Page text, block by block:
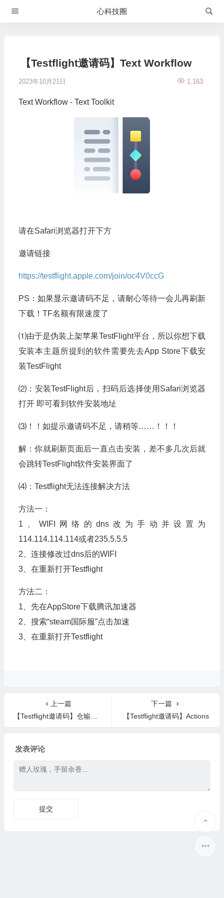
心科技圈
【Testflight邀请码】Text Workflow
2023年10月21日 1,163
Text Workflow - Text Toolkit
请在Safari浏览器打开下方
邀请链接
https://testflight.apple.com/join/oc4V0ccG
PS：如果显示邀请码不足，请耐心等待一会儿再刷新
下载！TF名额有限速度了
⑴由于是伪装上架苹果TestFlight平台，所以你想下载
安装本主题所提到的软件需要先去App Store下载安
装TestFlight
⑵：安装TestFlight后，扫码后选择使用Safari浏览器
打开 即可看到软件安装地址
⑶！！如提示邀请码不足，请稍等……！！！
解：你就刷新页面后一直点击安装，差不多几次后就
会跳转TestFlight软件安装界面了
⑷：Testflight无法连接解决方法
方法一：
1、WIFI网络的dns改为手动并设置为
114.114.114.114或者235.5.5.5
2、连接修改过dns后的WIFI
3、在重新打开Testflight
方法二：
1、先在AppStore下载腾讯加速器
2、搜索“steam国际服”点击加速
3、在重新打开Testflight
上一篇
【Testflight邀请码】仓输入法
下一篇
【Testflight邀请码】Actions
发表评论